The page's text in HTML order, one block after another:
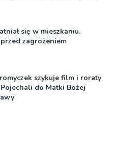
się w mieszkaniu.
zagrożeniem
szykuje film i roraty
do Matki Bożej